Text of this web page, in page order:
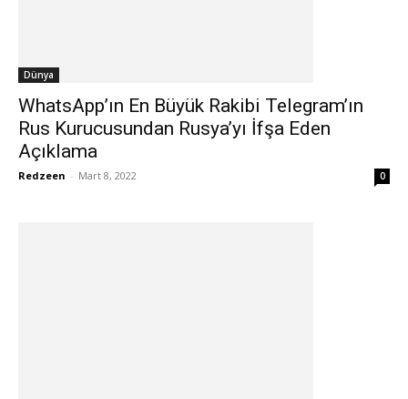
Dünya
WhatsApp’ın En Büyük Rakibi Telegram’ın
Rus Kurucusundan Rusya’yı İfşa Eden
Açıklama
Redzeen - Mart 8, 2022 0